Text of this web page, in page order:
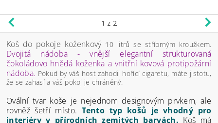
1 z 2
Koš do pokoje koženkový10 litrů se stříbrným kroužkem.
Dvojitá nádoba - vnější elegantní strukturovaná
čokoládovo hnědá koženka a vnitřní kovová protipožární
nádoba. Pokud by váš host zahodil hořící cigaretu, máte jistotu,
že se zahasí a váš pokoj je chráněný.
Ovální tvar koše je nejednom designovým prvkem, ale
rovněž šetří místo. Tento typ košů je vhodný pro
interiéry v přírodních zemitých barvách. Koš má